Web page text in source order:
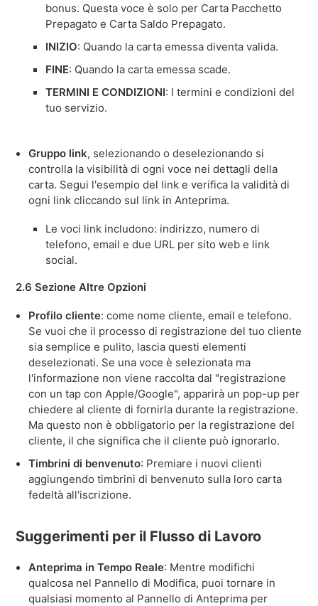
bonus. Questa voce è solo per Carta Pacchetto
Prepagato e Carta Saldo Prepagato.
INIZIO: Quando la carta emessa diventa valida.
FINE: Quando la carta emessa scade.
TERMINI E CONDIZIONI: I termini e condizioni del
tuo servizio.
Gruppo link, selezionando o deselezionando si
controlla la visibilità di ogni voce nei dettagli della
carta. Segui l'esempio del link e verifica la validità di
ogni link cliccando sul link in Anteprima.
Le voci link includono: indirizzo, numero di
telefono, email e due URL per sito web e link
social.
2.6 Sezione Altre Opzioni
Profilo cliente: come nome cliente, email e telefono.
Se vuoi che il processo di registrazione del tuo cliente
sia semplice e pulito, lascia questi elementi
deselezionati. Se una voce è selezionata ma
l'informazione non viene raccolta dal "registrazione
con un tap con Apple/Google", apparirà un pop-up per
chiedere al cliente di fornirla durante la registrazione.
Ma questo non è obbligatorio per la registrazione del
cliente, il che significa che il cliente può ignorarlo.
Timbrini di benvenuto: Premiare i nuovi clienti
aggiungendo timbrini di benvenuto sulla loro carta
fedeltà all'iscrizione.
Suggerimenti per il Flusso di Lavoro
Anteprima in Tempo Reale: Mentre modifichi
qualcosa nel Pannello di Modifica, puoi tornare in
qualsiasi momento al Pannello di Anteprima per